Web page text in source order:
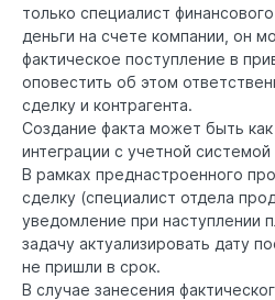
только специалист
деньги на счете компании, он
фактическое поступление в
оповестить об этом
сделку и контрагента.
Создание факта может быть
интеграции с учетной системой
В рамках преднастроенного
сделку (специалист отдела
уведомление при наступлении
задачу актуализировать дату
не пришли в срок.
В случае занесения